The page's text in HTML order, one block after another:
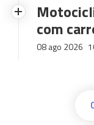
com
08 ago 2026